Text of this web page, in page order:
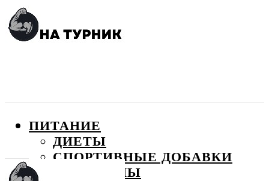
ПИТАНИЕ
ДИЕТЫ
СПОРТИВНЫЕ ДОБАВКИ
ВИТАМИНЫ